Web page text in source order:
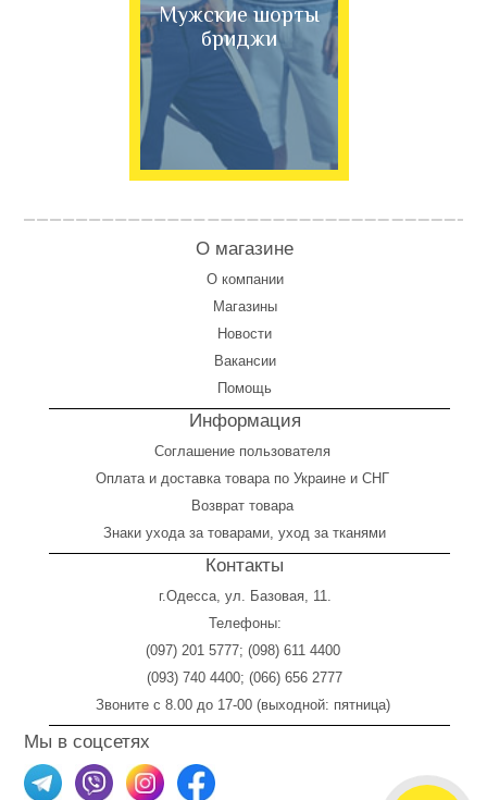
Мужские шорты
бриджи
О магазине
О компании
Магазины
Новости
Вакансии
Помощь
Информация
Соглашение пользователя
Оплата и доставка товара по Украине и СНГ
Возврат товара
Знаки ухода за товарами, уход за тканями
Контакты
г.Одесса, ул. Базовая, 11.
Телефоны:
(097) 201 5777; (098) 611 4400
(093) 740 4400; (066) 656 2777
Звоните с 8.00 до 17-00 (выходной: пятница)
Мы в соцсетях